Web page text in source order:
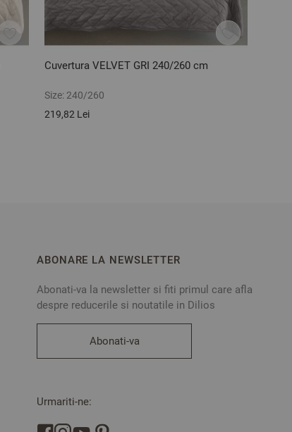
Cuvertura VELVET GRI 240/260 cm
Size: 240/260
219,82 Lei
ABONARE LA NEWSLETTER
Abonati-va la newsletter si fiti primul care afla
despre reducerile si noutatile in Dilios
Abonati-va
Urmariti-ne: